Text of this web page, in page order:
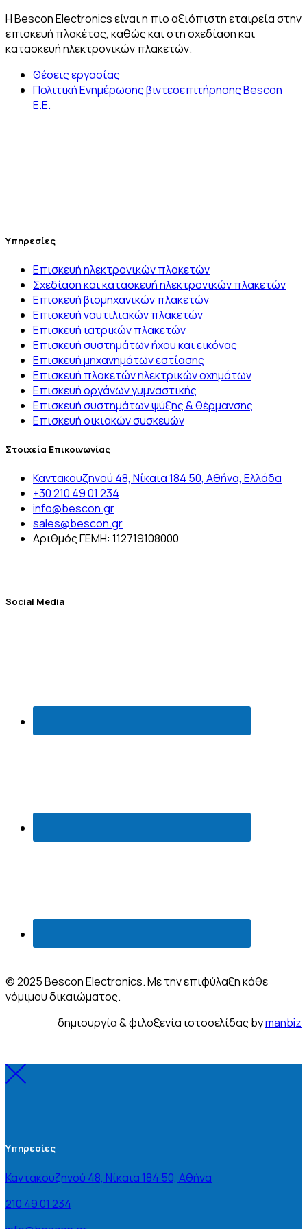
H Bescon Electronics είναι η πιο αξιόπιστη εταιρεία στην
επισκευή πλακέτας, καθώς και στη σχεδίαση και
κατασκευή ηλεκτρονικών πλακετών.
Θέσεις εργασίας
Πολιτική Ενημέρωσης βιντεοεπιτήρησης Bescon
E.E.
Υπηρεσίες
Επισκευή ηλεκτρονικών πλακετών
Σχεδίαση και κατασκευή ηλεκτρονικών πλακετών
Επισκευή βιομηχανικών πλακετών
Επισκευή ναυτιλιακών πλακετών
Επισκευή ιατρικών πλακετών
Επισκευή συστημάτων ήχου και εικόνας
Επισκευή μηχανημάτων εστίασης
Επισκευή πλακετών ηλεκτρικών οχημάτων
Επισκευή οργάνων γυμναστικής
Επισκευή συστημάτων ψύξης & θέρμανσης
Επισκευή οικιακών συσκευών
Στοιχεία Επικοινωνίας
Καντακουζηνού 48, Νίκαια 184 50, Αθήνα, Ελλάδα
+30 210 49 01 234
info@bescon.gr
sales@bescon.gr
Αριθμός ΓΕΜΗ: 112719108000
Social Media
© 2025 Bescon Electronics. Με την επιφύλαξη κάθε
νόμιμου δικαιώματος.
δημιουργία & φιλοξενία ιστοσελίδας bymanbiz
Υπηρεσίες
Καντακουζηνού 48, Νίκαια 184 50, Αθήνα
210 49 01 234